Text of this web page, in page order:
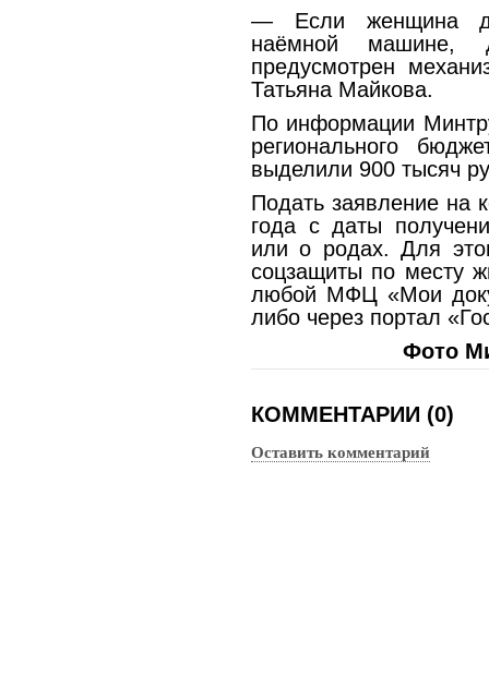
— Если женщина
наёмной машине,
предусмотрен
Татьяна Майкова.
По информации
регионального
выделили 900 тысяч
Подать заявление на
года с даты
или о родах. Для
соцзащиты по месту
любой МФЦ «Мои
либо через портал
Фото
КОММЕНТАРИИ (0)
Оставить комментарий